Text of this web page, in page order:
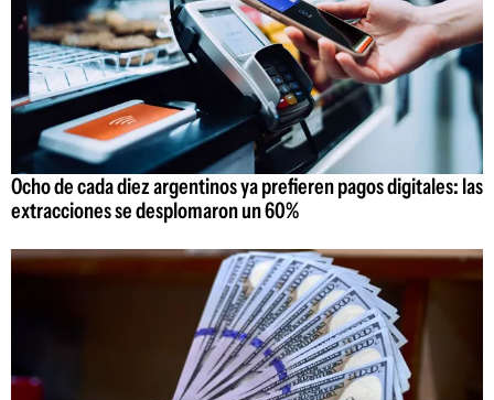
Ocho de cada diez argentinos ya prefieren pagos digitales: las
extracciones se desplomaron un 60%